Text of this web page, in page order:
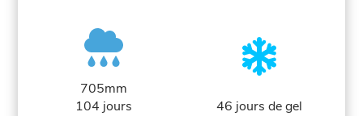
705mm
104 jours
46 jours de gel